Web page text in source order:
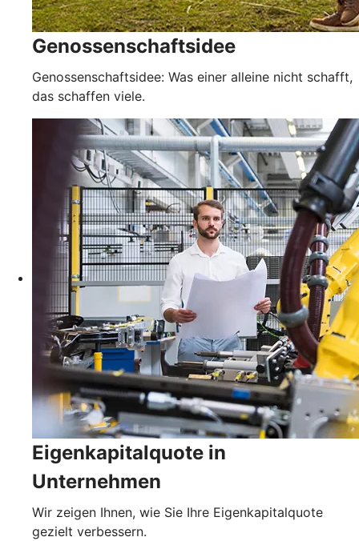
Genossenschaftsidee
Genossenschaftsidee: Was einer alleine nicht schafft,
das schaffen viele.
Eigenkapitalquote in
Unternehmen
Wir zeigen Ihnen, wie Sie Ihre Eigenkapitalquote
gezielt verbessern.